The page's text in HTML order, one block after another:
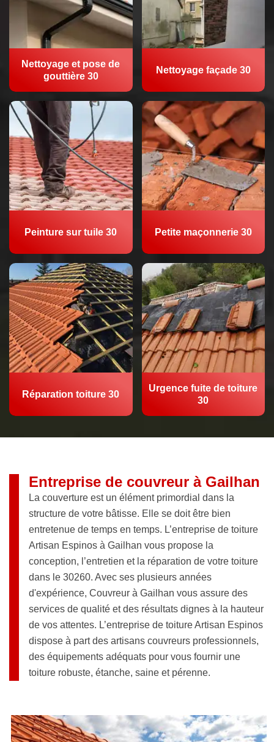
Nettoyage et pose de
gouttière 30
Nettoyage façade 30
Peinture sur tuile 30 Petite maçonnerie 30
Réparation toiture 30
Urgence fuite de toiture
30
Entreprise de couvreur à Gailhan
La couverture est un élément primordial dans la
structure de votre bâtisse. Elle se doit être bien
entretenue de temps en temps. L’entreprise de toiture
Artisan Espinos à Gailhan vous propose la
conception, l’entretien et la réparation de votre toiture
dans le 30260. Avec ses plusieurs années
d'expérience, Couvreur à Gailhan vous assure des
services de qualité et des résultats dignes à la hauteur
de vos attentes. L’entreprise de toiture Artisan Espinos
dispose à part des artisans couvreurs professionnels,
des équipements adéquats pour vous fournir une
toiture robuste, étanche, saine et pérenne.